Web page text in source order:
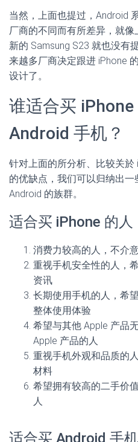
当然，上面也提过，Android
厂商的不同而有所差异，就
新的 Samsung S23 就也没有
来越多厂商决定跟进 iPhone
设计了。
谁适合买
Android 手机？
针对上面的所分析、比较关於
的优缺点，我们可以归纳出
Android 的族群。
适合买 iPhone 的人
消费力较高的人，不介
重视手机安全性的人，
资讯
长期使用手机的人，希
整体使用体验
希望与其他 Apple 产品
Apple 产品的人
重视手机外观和品质的
材料
希望拥有较高的二手价
人
适合买 Android 手